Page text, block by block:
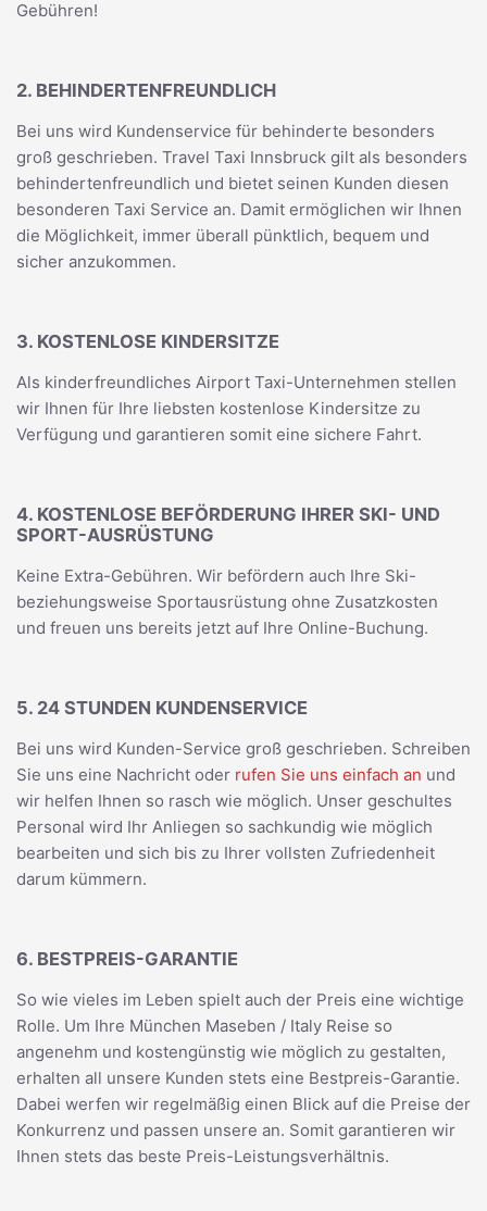
Gebühren!
2. BEHINDERTENFREUNDLICH
Bei uns wird Kundenservice für behinderte besonders
groß geschrieben. Travel Taxi Innsbruck gilt als besonders
behindertenfreundlich und bietet seinen Kunden diesen
besonderen Taxi Service an. Damit ermöglichen wir Ihnen
die Möglichkeit, immer überall pünktlich, bequem und
sicher anzukommen.
3. KOSTENLOSE KINDERSITZE
Als kinderfreundliches Airport Taxi-Unternehmen stellen
wir Ihnen für Ihre liebsten kostenlose Kindersitze zu
Verfügung und garantieren somit eine sichere Fahrt.
4. KOSTENLOSE BEFÖRDERUNG IHRER SKI- UND
SPORT-AUSRÜSTUNG
Keine Extra-Gebühren. Wir befördern auch Ihre Ski-
beziehungsweise Sportausrüstung ohne Zusatzkosten
und freuen uns bereits jetzt auf Ihre Online-Buchung.
5. 24 STUNDEN KUNDENSERVICE
Bei uns wird Kunden-Service groß geschrieben. Schreiben
Sie uns eine Nachricht oder rufen Sie uns einfach an und
wir helfen Ihnen so rasch wie möglich. Unser geschultes
Personal wird Ihr Anliegen so sachkundig wie möglich
bearbeiten und sich bis zu Ihrer vollsten Zufriedenheit
darum kümmern.
6. BESTPREIS-GARANTIE
So wie vieles im Leben spielt auch der Preis eine wichtige
Rolle. Um Ihre München Maseben / Italy Reise so
angenehm und kostengünstig wie möglich zu gestalten,
erhalten all unsere Kunden stets eine Bestpreis-Garantie.
Dabei werfen wir regelmäßig einen Blick auf die Preise der
Konkurrenz und passen unsere an. Somit garantieren wir
Ihnen stets das beste Preis-Leistungsverhältnis.